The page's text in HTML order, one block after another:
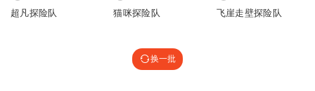
超凡探险队 猫咪探险队 飞崖走壁探险队
换一批